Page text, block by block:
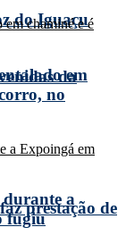
do Iguaçu
da
prestação de
em
no
a
fugiu